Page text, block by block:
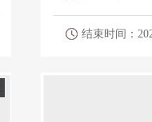
结束时间：